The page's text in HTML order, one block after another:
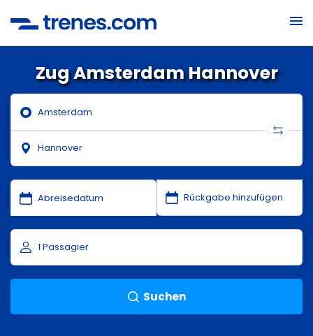
Zug Amsterdam Hannover
Suchen